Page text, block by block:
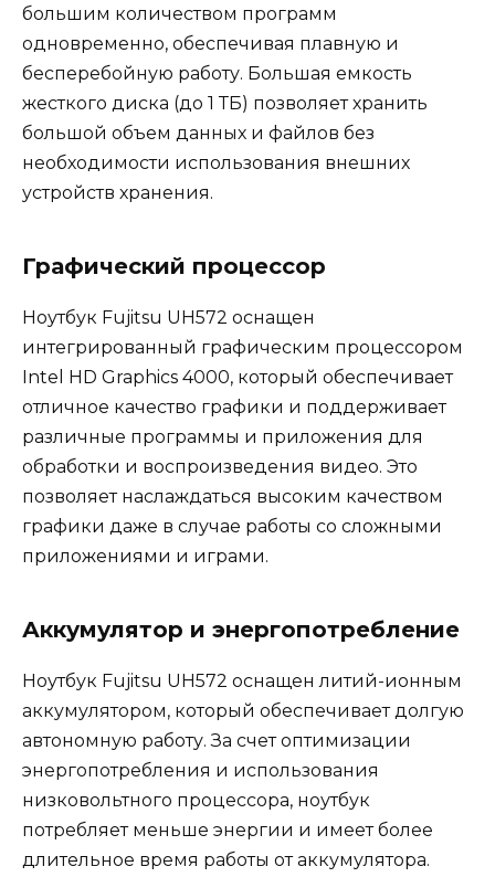
большим количеством программ
одновременно, обеспечивая плавную и
бесперебойную работу. Большая емкость
жесткого диска (до 1 ТБ) позволяет хранить
большой объем данных и файлов без
необходимости использования внешних
устройств хранения.
Графический процессор
Ноутбук Fujitsu UH572 оснащен
интегрированный графическим процессором
Intel HD Graphics 4000, который обеспечивает
отличное качество графики и поддерживает
различные программы и приложения для
обработки и воспроизведения видео. Это
позволяет наслаждаться высоким качеством
графики даже в случае работы со сложными
приложениями и играми.
Аккумулятор и энергопотребление
Ноутбук Fujitsu UH572 оснащен литий-ионным
аккумулятором, который обеспечивает долгую
автономную работу. За счет оптимизации
энергопотребления и использования
низковольтного процессора, ноутбук
потребляет меньше энергии и имеет более
длительное время работы от аккумулятора.